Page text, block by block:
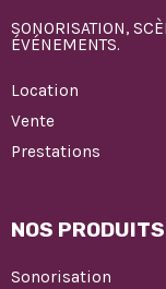
SONORISATION,
ÉVÉNEMENTS.
Location
Vente
Prestations
NOS PRODUITS
Sonorisation